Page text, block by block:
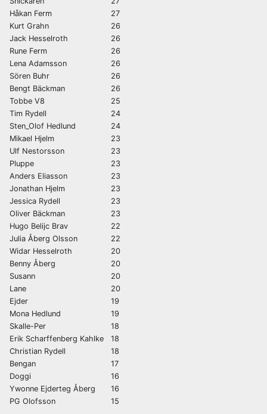
Håkan Ferm
27
Kurt Grahn
26
Jack Hesselroth
26
Rune Ferm
26
Lena Adamsson
26
Sören Buhr
26
Bengt Bäckman
26
Tobbe V8
25
Tim Rydell
24
Sten_Olof Hedlund
24
Mikael Hjelm
23
Ulf Nestorsson
23
Pluppe
23
Anders Eliasson
23
Jonathan Hjelm
23
Jessica Rydell
23
Oliver Bäckman
23
Hugo Belijc Brav
22
Julia Åberg Olsson
22
Widar Hesselroth
20
Benny Åberg
20
Susann
20
Lane
20
Ejder
19
Mona Hedlund
19
Skalle-Per
18
Erik Scharffenberg Kahlke
18
Christian Rydell
18
Bengan
17
Doggi
16
Ywonne Ejderteg Åberg
16
PG Olofsson
15